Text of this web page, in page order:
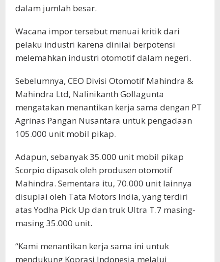
dalam jumlah besar.
Wacana impor tersebut menuai kritik dari
pelaku industri karena dinilai berpotensi
melemahkan industri otomotif dalam negeri.
Sebelumnya, CEO Divisi Otomotif Mahindra &
Mahindra Ltd, Nalinikanth Gollagunta
mengatakan menantikan kerja sama dengan PT
Agrinas Pangan Nusantara untuk pengadaan
105.000 unit mobil pikap.
Adapun, sebanyak 35.000 unit mobil pikap
Scorpio dipasok oleh produsen otomotif
Mahindra. Sementara itu, 70.000 unit lainnya
disuplai oleh Tata Motors India, yang terdiri
atas Yodha Pick Up dan truk Ultra T.7 masing-
masing 35.000 unit.
“Kami menantikan kerja sama ini untuk
mendukung Koprasi Indonesia melalui